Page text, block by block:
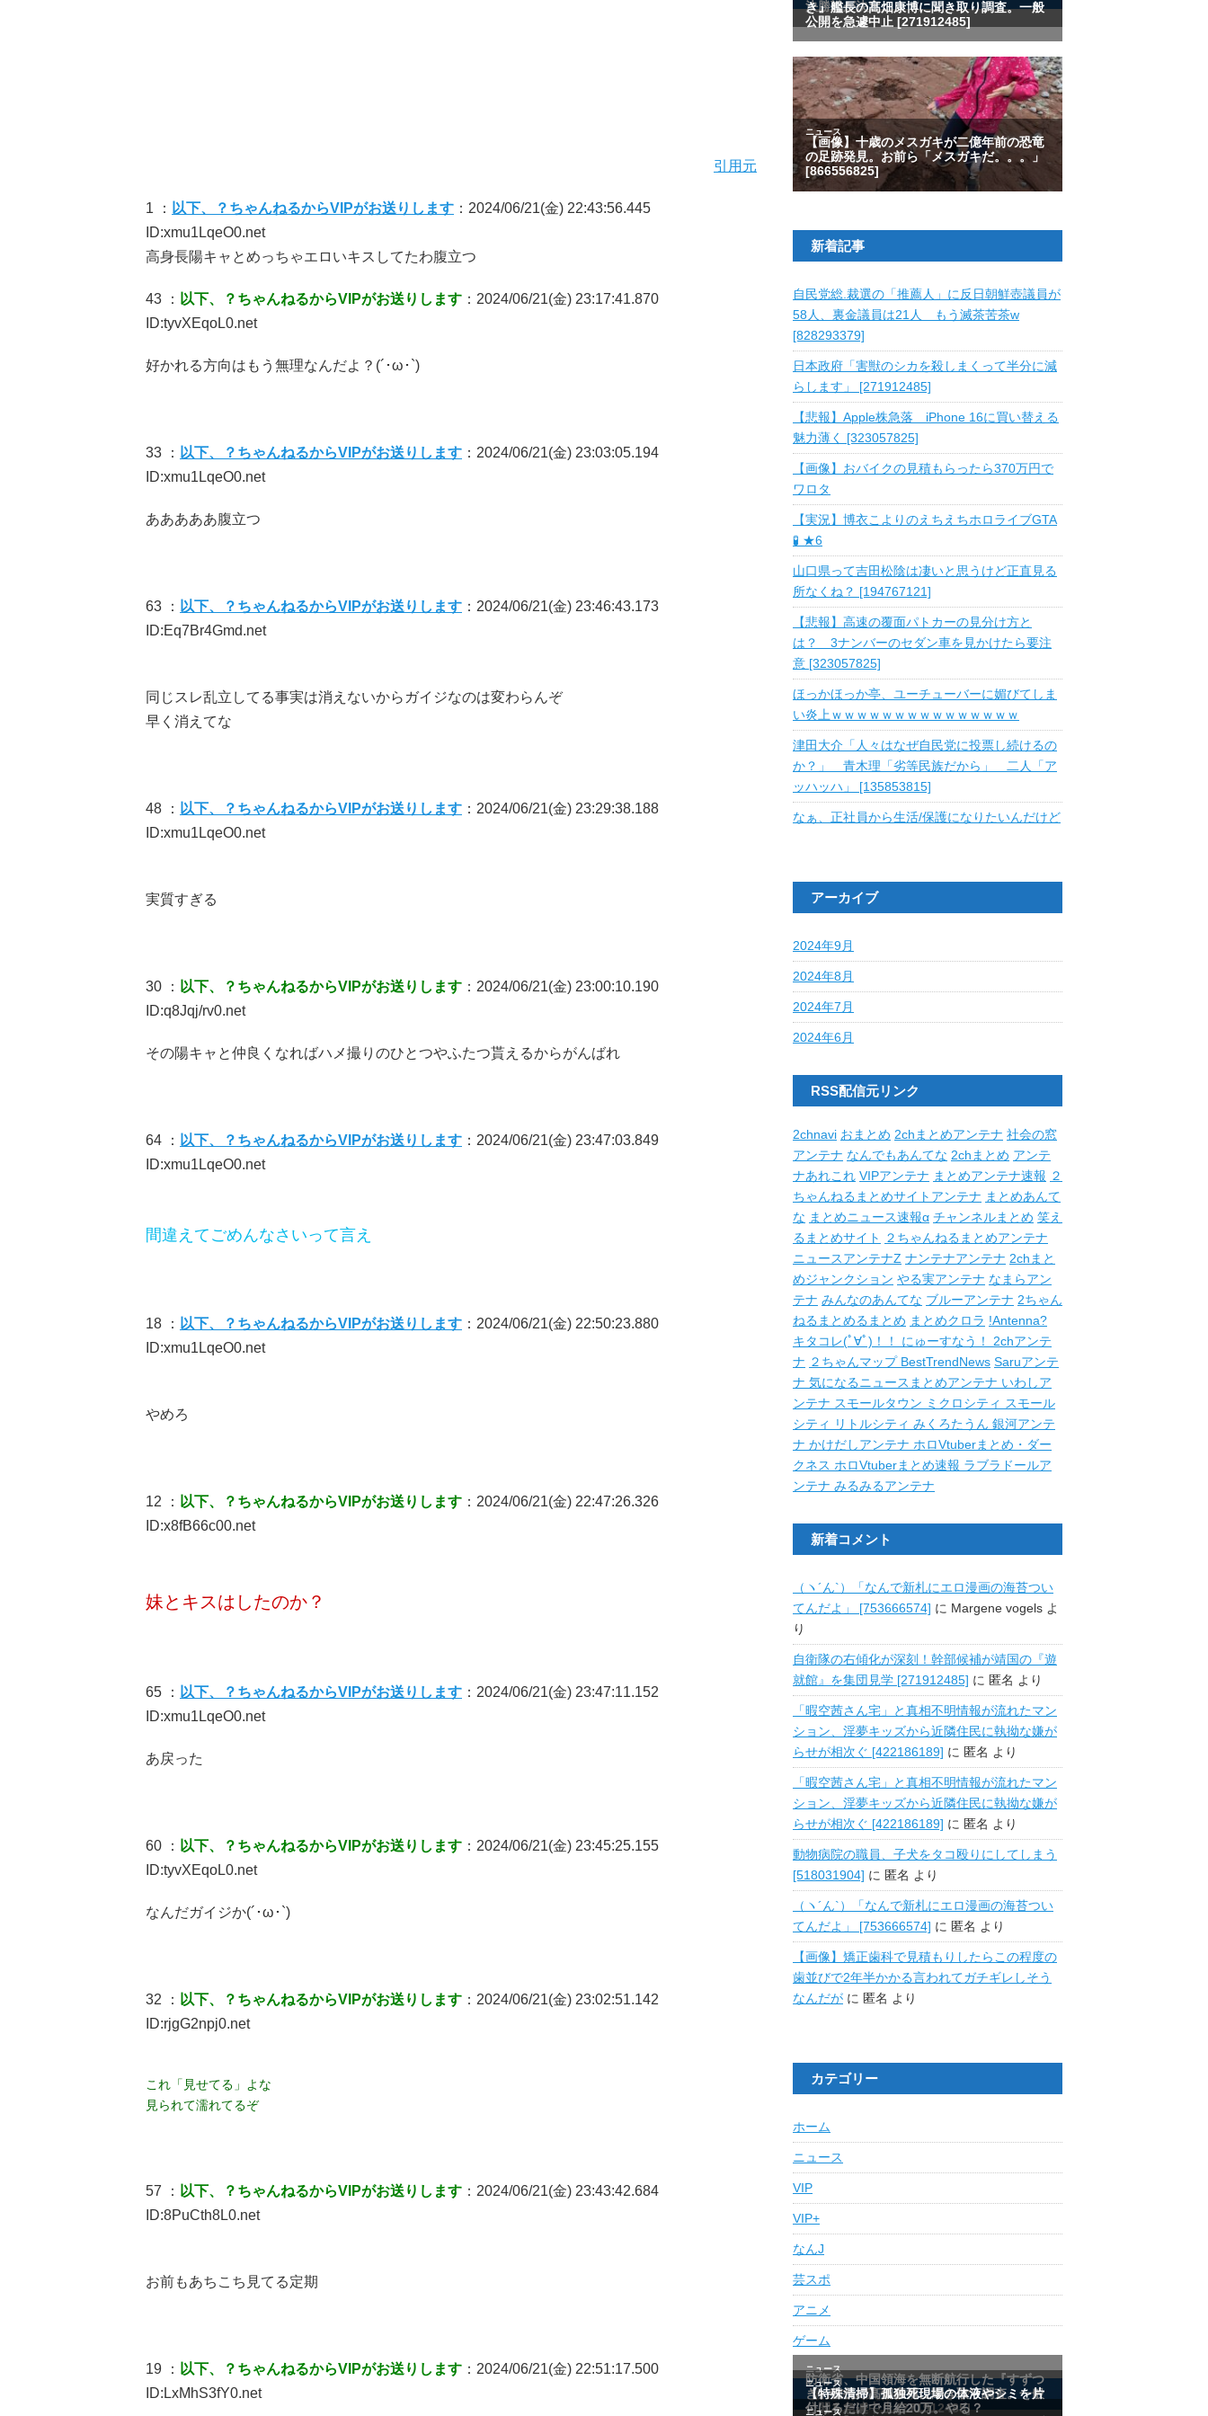
引用元
1 ： 以下、？ちゃんねるからVIPがお送りします ：2024/06/21(金) 22:43:56.445
ID:xmu1LqeO0.net
高身長陽キャとめっちゃエロいキスしてたわ腹立つ
43 ： 以下、？ちゃんねるからVIPがお送りします ：2024/06/21(金) 23:17:41.870
ID:tyvXEqoL0.net
好かれる方向はもう無理なんだよ？(´･ω･`)
33 ： 以下、？ちゃんねるからVIPがお送りします ：2024/06/21(金) 23:03:05.194
ID:xmu1LqeO0.net
あああああ腹立つ
63 ： 以下、？ちゃんねるからVIPがお送りします ：2024/06/21(金) 23:46:43.173
ID:Eq7Br4Gmd.net
同じスレ乱立してる事実は消えないからガイジなのは変わらんぞ
早く消えてな
48 ： 以下、？ちゃんねるからVIPがお送りします ：2024/06/21(金) 23:29:38.188
ID:xmu1LqeO0.net
実質すぎる
30 ： 以下、？ちゃんねるからVIPがお送りします ：2024/06/21(金) 23:00:10.190
ID:q8Jqj/rv0.net
その陽キャと仲良くなればハメ撮りのひとつやふたつ貰えるからがんばれ
64 ： 以下、？ちゃんねるからVIPがお送りします ：2024/06/21(金) 23:47:03.849
ID:xmu1LqeO0.net
間違えてごめんなさいって言え
18 ： 以下、？ちゃんねるからVIPがお送りします ：2024/06/21(金) 22:50:23.880
ID:xmu1LqeO0.net
やめろ
12 ： 以下、？ちゃんねるからVIPがお送りします ：2024/06/21(金) 22:47:26.326
ID:x8fB66c00.net
妹とキスはしたのか？
65 ： 以下、？ちゃんねるからVIPがお送りします ：2024/06/21(金) 23:47:11.152
ID:xmu1LqeO0.net
あ戻った
60 ： 以下、？ちゃんねるからVIPがお送りします ：2024/06/21(金) 23:45:25.155
ID:tyvXEqoL0.net
なんだガイジか(´･ω･`)
32 ： 以下、？ちゃんねるからVIPがお送りします ：2024/06/21(金) 23:02:51.142
ID:rjgG2npj0.net
これ「見せてる」よな
見られて濡れてるぞ
57 ： 以下、？ちゃんねるからVIPがお送りします ：2024/06/21(金) 23:43:42.684
ID:8PuCth8L0.net
お前もあちこち見てる定期
19 ： 以下、？ちゃんねるからVIPがお送りします ：2024/06/21(金) 22:51:17.500
ID:LxMhS3fY0.net
新着記事
自民党総.裁選の「推薦人」に反日朝鮮壺議員が
58人、裏金議員は21人 もう滅茶苦茶w
[828293379]
日本政府「害獣のシカを殺しまくって半分に減
らします」 [271912485]
【悲報】Apple株急落 iPhone 16に買い替える
魅力薄く [323057825]
【画像】おバイクの見積もらったら370万円で
ワロタ
【実況】博衣こよりのえちえちホロライブGTA
🧪 ★6
山口県って吉田松陰は凄いと思うけど正直見る
所なくね？ [194767121]
【悲報】高速の覆面パトカーの見分け方と
は？ 3ナンバーのセダン車を見かけたら要注
意 [323057825]
ほっかほっか亭、ユーチューバーに媚びてしま
い炎上ｗｗｗｗｗｗｗｗｗｗｗｗｗｗｗ
津田大介「人々はなぜ自民党に投票し続けるの
か？」 青木理「劣等民族だから」 二人「ア
ッハッハ」 [135853815]
なぁ、正社員から生活/保護になりたいんだけど
アーカイブ
2024年9月
2024年8月
2024年7月
2024年6月
RSS配信元リンク
2chnavi おまとめ 2chまとめアンテナ 社会の窓
アンテナ なんでもあんてな 2chまとめ アンテ
ナあれこれ VIPアンテナ まとめアンテナ速報 ２
ちゃんねるまとめサイトアンテナ まとめあんて
な まとめニュース速報α チャンネルまとめ 笑え
るまとめサイト
２ちゃんねるまとめアンテナ
ニュースアンテナZ ナンテナアンテナ 2chまと
めジャンクション やる実アンテナ なまらアン
テナ みんなのあんてな ブルーアンテナ 2ちゃん
ねるまとめるまとめ まとめクロラ !Antenna?
キタコレ(ﾟ∀ﾟ)！！ にゅーすなう！ 2chアンテ
ナ ２ちゃんマップ BestTrendNews Saruアンテ
ナ 気になるニュースまとめアンテナ いわしア
ンテナ スモールタウン ミクロシティ スモール
シティ
リトルシティ みくろたうん 銀河アンテ
ナ かけだしアンテナ ホロVtuberまとめ・ダー
クネス ホロVtuberまとめ速報 ラブラドールア
ンテナ みるみるアンテナ
新着コメント
（ヽ´ん`）「なんで新札にエロ漫画の海苔つい
てんだよ」 [753666574] に Margene vogels よ
り
自衛隊の右傾化が深刻！幹部候補が靖国の『遊
就館』を集団見学 [271912485] に 匿名 より
「暇空茜さん宅」と真相不明情報が流れたマン
ション、淫夢キッズから近隣住民に執拗な嫌が
らせが相次ぐ [422186189] に 匿名 より
「暇空茜さん宅」と真相不明情報が流れたマン
ション、淫夢キッズから近隣住民に執拗な嫌が
らせが相次ぐ [422186189] に 匿名 より
動物病院の職員、子犬をタコ殴りにしてしまう
[518031904] に 匿名 より
（ヽ´ん`）「なんで新札にエロ漫画の海苔つい
てんだよ」 [753666574] に 匿名 より
【画像】矯正歯科で見積もりしたらこの程度の
歯並びで2年半かかる言われてガチギレしそう
なんだが に 匿名 より
カテゴリー
ホーム
ニュース
VIP
VIP+
なんJ
芸スポ
アニメ
ゲーム
最近の人気記事ランキング